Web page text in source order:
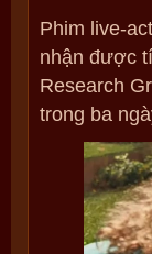
Phim live-
nhận được
Research
trong ba